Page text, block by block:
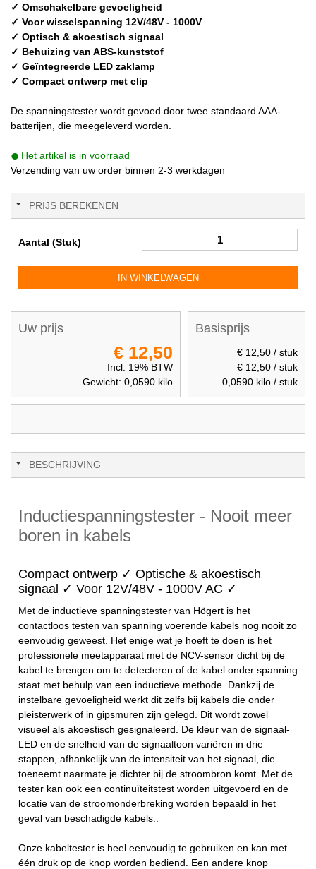
✓ Omschakelbare gevoeligheid
✓ Voor wisselspanning 12V/48V - 1000V
✓ Optisch & akoestisch signaal
✓ Behuizing van ABS-kunststof
✓ Geïntegreerde LED zaklamp
✓ Compact ontwerp met clip
De spanningstester wordt gevoed door twee standaard AAA-
batterijen, die meegeleverd worden.
Het artikel is in voorraad
Verzending van uw order binnen 2-3 werkdagen
PRIJS BEREKENEN
Aantal (Stuk)
IN WINKELWAGEN
Basisprijs
€ 12,50/ stuk
€ 12,50/ stuk
0,0590 kilo / stuk
Uw prijs
€ 12,50
Incl. 19% BTW
Gewicht: 0,0590kilo
BESCHRIJVING
Inductiespanningstester - Nooit meer
boren in kabels
Compact ontwerp ✓ Optische & akoestisch
signaal ✓ Voor 12V/48V - 1000V AC ✓
Met de inductieve spanningstester van Högert is het
contactloos testen van spanning voerende kabels nog nooit zo
eenvoudig geweest. Het enige wat je hoeft te doen is het
professionele meetapparaat met de NCV-sensor dicht bij de
kabel te brengen om te detecteren of de kabel onder spanning
staat met behulp van een inductieve methode. Dankzij de
instelbare gevoeligheid werkt dit zelfs bij kabels die onder
pleisterwerk of in gipsmuren zijn gelegd. Dit wordt zowel
visueel als akoestisch gesignaleerd. De kleur van de signaal-
LED en de snelheid van de signaaltoon variëren in drie
stappen, afhankelijk van de intensiteit van het signaal, die
toeneemt naarmate je dichter bij de stroombron komt. Met de
tester kan ook een continuïteitstest worden uitgevoerd en de
locatie van de stroomonderbreking worden bepaald in het
geval van beschadigde kabels..
Onze kabeltester is heel eenvoudig te gebruiken en kan met
één druk op de knop worden bediend. Een andere knop